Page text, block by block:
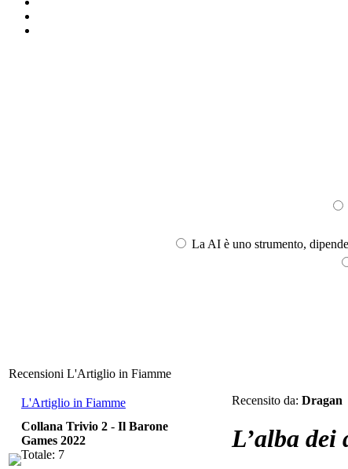
La AI è uno strumento,
Recensioni L'Artiglio in Fiamme
L'Artiglio in Fiamme Recensito da: Dragan
L’alba dei
Collana Trivio 2 - Il Barone
Games 2022
Totale: 7